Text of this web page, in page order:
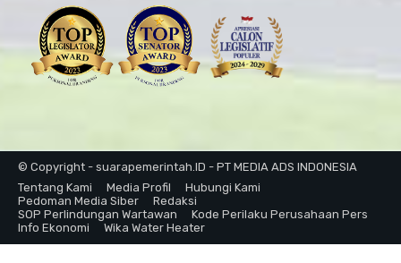
© Copyright - suarapemerintah.ID - PT MEDIA ADS INDONESIA
Tentang Kami
Media Profil
Hubungi Kami
Pedoman Media Siber
Redaksi
SOP Perlindungan Wartawan
Kode Perilaku Perusahaan Pers
Info Ekonomi
Wika Water Heater